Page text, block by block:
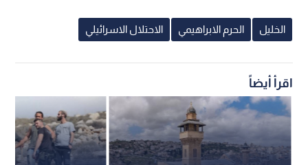
الخليل الحرم الابراهيمي الاحتلال الاسرائيلي
اقرأ أيضاً